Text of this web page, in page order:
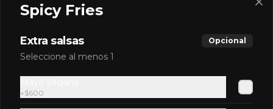
Conócenos
Delivery
Términos y condiciones
Spicy Fries
Extra salsas Opcional
Seleccione al menos 1
+$600